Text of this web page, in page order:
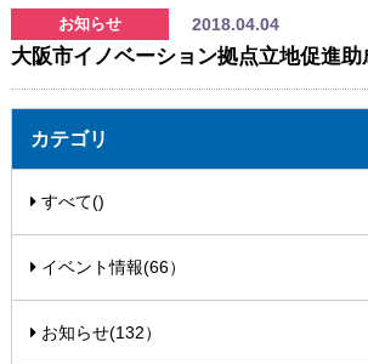
お知らせ 2018.04.04
カテゴリ
すべて()
イベント情報(66）
お知らせ(132）